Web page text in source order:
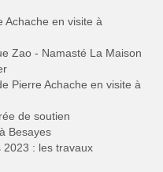
Achache en visite à
Zao - Namasté La Maison
Pierre Achache en visite à
de soutien
Besayes
2023 : les travaux